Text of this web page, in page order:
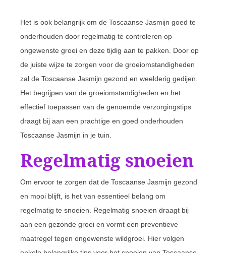
Het is ook belangrijk om de Toscaanse Jasmijn goed te
onderhouden door regelmatig te controleren op
ongewenste groei en deze tijdig aan te pakken. Door op
de juiste wijze te zorgen voor de groeiomstandigheden
zal de Toscaanse Jasmijn gezond en weelderig gedijen.
Het begrijpen van de groeiomstandigheden en het
effectief toepassen van de genoemde verzorgingstips
draagt bij aan een prachtige en goed onderhouden
Toscaanse Jasmijn in je tuin.
Regelmatig snoeien
Om ervoor te zorgen dat de Toscaanse Jasmijn gezond
en mooi blijft, is het van essentieel belang om
regelmatig te snoeien. Regelmatig snoeien draagt bij
aan een gezonde groei en vormt een preventieve
maatregel tegen ongewenste wildgroei. Hier volgen